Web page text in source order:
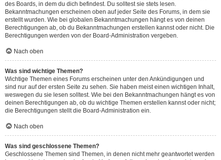
des Boards, in dem du dich befindest. Du solltest sie stets lesen.
Bekanntmachungen erscheinen oben auf jeder Seite des Forums, in dem sie
erstellt wurden. Wie bei globalen Bekanntmachungen hängt es von deinen
Berechtigungen ab, ob du Bekanntmachungen erstellen kannst oder nicht. Die
Berechtigungen werden von der Board-Administration vergeben.
Nach oben
Was sind wichtige Themen?
Wichtige Themen eines Forums erscheinen unter den Ankündigungen und
sind nur auf der ersten Seite zu sehen. Sie haben meist einen wichtigen Inhalt,
weswegen du sie lesen solltest. Wie bei den Bekanntmachungen hängt es von
deinen Berechtigungen ab, ob du wichtige Themen erstellen kannst oder nicht;
die Berechtigungen stellt die Board-Administration ein.
Nach oben
Was sind geschlossene Themen?
Geschlossene Themen sind Themen, in denen nicht mehr geantwortet werden